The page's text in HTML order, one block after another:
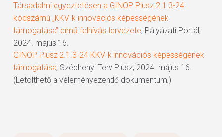
Társadalmi egyeztetésen a GINOP Plusz 2.1.3-24
kódszámú „KKV-k innovációs képességének
támogatása” című felhívás tervezete; Pályázati Portál;
2024. május 16.
GINOP Plusz 2.1.3-24 KKV-k innovációs képességének
támogatása; Széchenyi Terv Plusz; 2024. május 16.
(Letölthető a véleményezendő dokumentum.)